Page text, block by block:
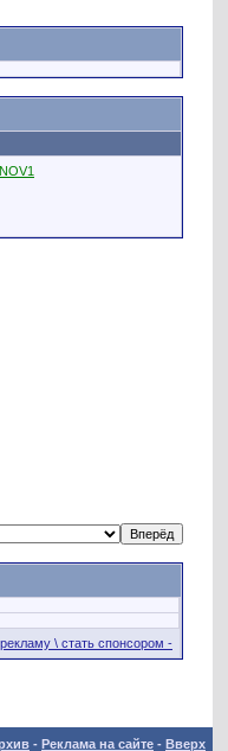
NOV1
\ стать спонсором -
- Реклама на сайте - Вверх